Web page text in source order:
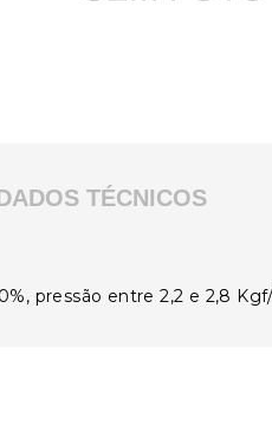
TÉCNICOS
pressão entre 2,2 e 2,8